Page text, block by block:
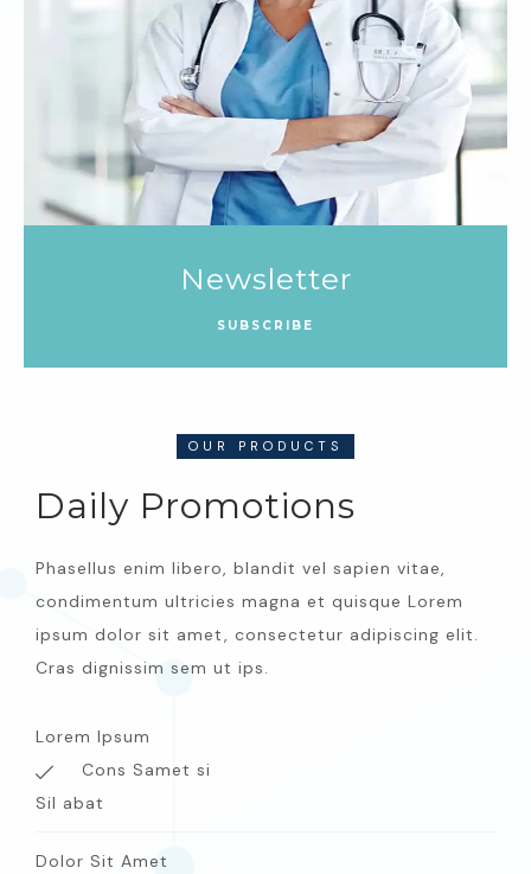
OUR PRODUCTS
Daily Promotions
Phasellus enim libero, blandit vel sapien vitae,
condimentum ultricies magna et quisque Lorem
ipsum dolor sit amet, consectetur adipiscing elit.
Cras dignissim sem ut ips.​
Lorem Ipsum
Cons Samet si
Sil abat
Dolor Sit Amet
Newsletter
SUBSCRIBE